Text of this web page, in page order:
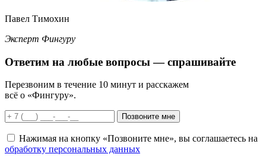
Павел Тимохин
Эксперт Фингуру
Ответим на любые вопросы— спрашивайте
Перезвоним в течение 10 минут и расскажем
всё о «Фингуру».
Позвоните мне
Нажимая на кнопку «Позвоните мне», вы соглашаетесь на
обработку персональных данных